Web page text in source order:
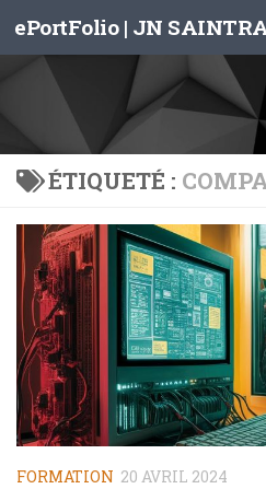
Skip to content
ePortFolio | JN
ÉTIQUETÉ :
FORMATION 20 AVRIL 2024